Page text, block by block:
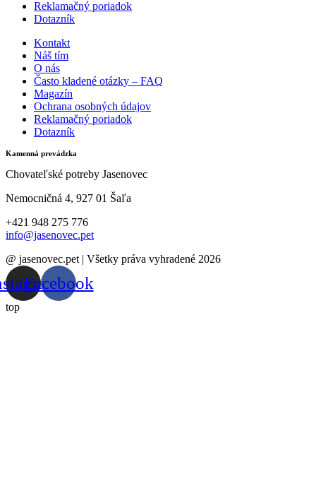
Reklamačný poriadok
Dotazník
Kontakt
Náš tím
O nás
Často kladené otázky – FAQ
Magazín
Ochrana osobných údajov
Reklamačný poriadok
Dotazník
Kamenná prevádzka
Chovateľské potreby Jasenovec
Nemocničná 4, 927 01 Šaľa
+421 948 275 776
info@jasenovec.pet
@ jasenovec.pet | Všetky práva vyhradené 2026
Facebook
top